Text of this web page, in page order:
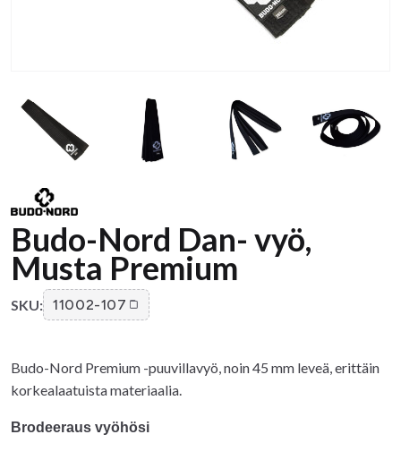
Budo-Nord Dan- vyö,
Musta Premium
SKU: 11002-107
Budo-Nord Premium -puuvillavyö, noin 45 mm leveä, erittäin
korkealaatuista materiaalia.
Brodeeraus vyöhösi